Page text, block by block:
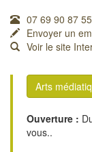
07 69 90 87 55
Envoyer un
Voir le site
Arts
Ouverture :
vous..